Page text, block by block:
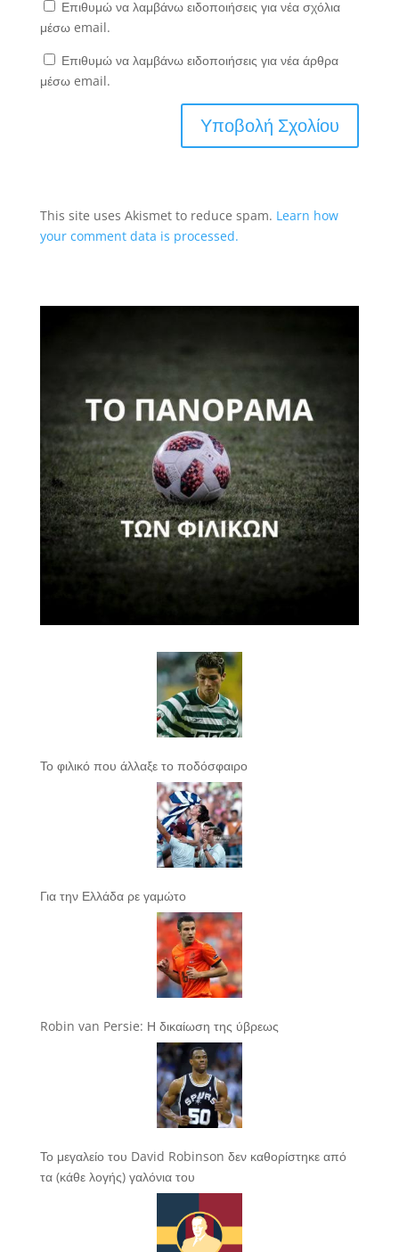
Επιθυμώ να λαμβάνω ειδοποιήσεις για νέα σχόλια
μέσω email.
Επιθυμώ να λαμβάνω ειδοποιήσεις για νέα άρθρα
μέσω email.
This site uses Akismet to reduce spam. Learn how
your comment data is processed.
Το φιλικό που άλλαξε το ποδόσφαιρο
Για την Ελλάδα ρε γαμώτο
Robin van Persie: Η δικαίωση της ύβρεως
Το μεγαλείο του David Robinson δεν καθορίστηκε από
τα (κάθε λογής) γαλόνια του